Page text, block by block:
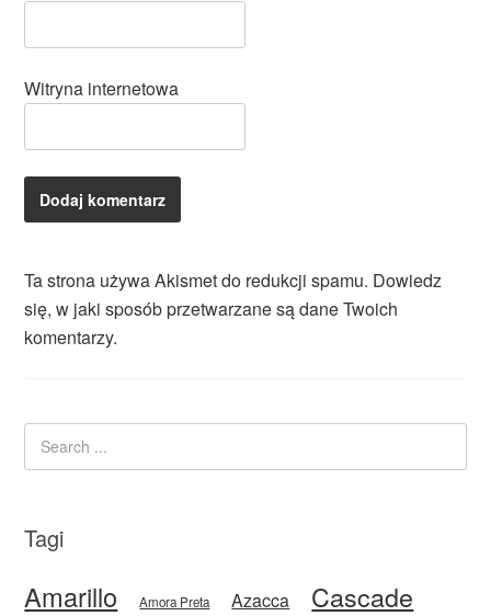
Witryna internetowa
Ta strona używa Akismet do redukcji spamu. Dowiedz
się, w jaki sposób przetwarzane są dane Twoich
komentarzy.
Tagi
Amarillo Amora Preta Azacca Cascade